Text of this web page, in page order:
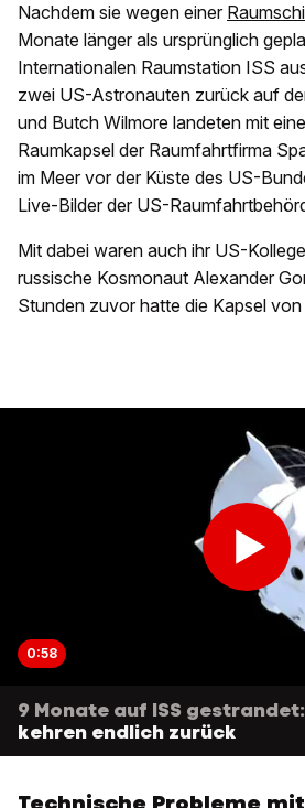
Nachdem sie wegen einer
Monate länger als ursprünglich
Internationalen Raumstation ISS
zwei US-Astronauten zurück auf
und Butch Wilmore landeten mit
Raumkapsel der Raumfahrtfirma
im Meer vor der Küste des US-
Live-Bilder der US-
Mit dabei waren auch ihr US-
russische Kosmonaut Alexander
Stunden zuvor hatte die Kapsel
0:58
9 Monate auf ISS gestrandet:
kehren endlich zurück